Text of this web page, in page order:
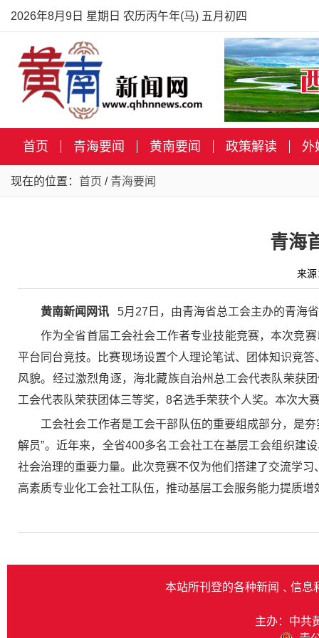
2026年8月9日 星期日 农历丙午年(马) 五月初四
首页 青海要闻 黄南要闻 政策解读 外
现在的位置： 首页 / 青海要闻
青海
来
黄南新闻网讯
5月27日，由青海省总工会主办的青海
作为全省首届工会社会工作者专业技能竞赛，本次竞
平台同台竞技。比赛现场设置个人理论笔试、团体知识竞
风貌。经过激烈角逐，海北藏族自治州总工会代表队荣获
工会代表队荣获团体三等奖，8名选手荣获个人奖。本次大
工会社会工作者是工会干部队伍的重要组成部分，是
解员”。近年来，全省400多名工会社工在基层工会组织建
社会治理的重要力量。此次竞赛不仅为他们搭建了交流学
高素质专业化工会社工队伍，推动基层工会服务能力提质增
本站所刊登的各种新闻﹑信息
主办：中共